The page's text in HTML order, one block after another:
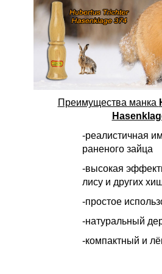
Преимущества манка
-реалистичная
раненого зайца
-высокая
лису и других
-простое
-натуральный
-компактный и